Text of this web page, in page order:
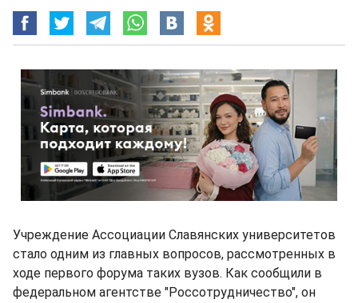
Учреждение Ассоциации Славянских университетов
стало одним из главных вопросов, рассмотренных в
ходе первого форума таких вузов. Как сообщили в
федеральном агентстве "Россотрудничество", он